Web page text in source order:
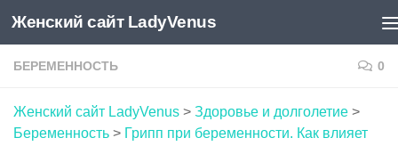
Skip to content
Женский сайт LadyVenus
БЕРЕМЕННОСТЬ 0
Женский сайт LadyVenus > Здоровье и долголетие >
Беременность > Грипп при беременности. Как влияет